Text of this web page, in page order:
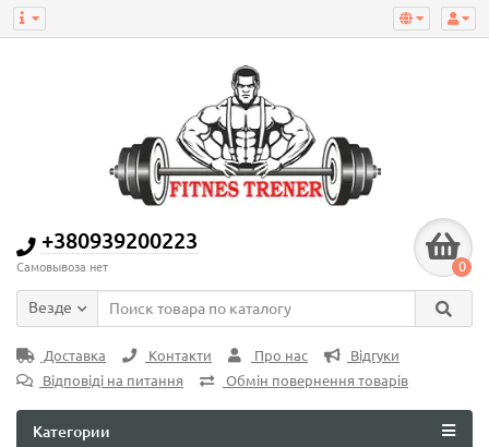
+380939200223
Самовывоза нет 0
Везде
Доставка Контакти Про нас
Відгуки
Відповіді на питання
Обмін повернення товарів
Категории